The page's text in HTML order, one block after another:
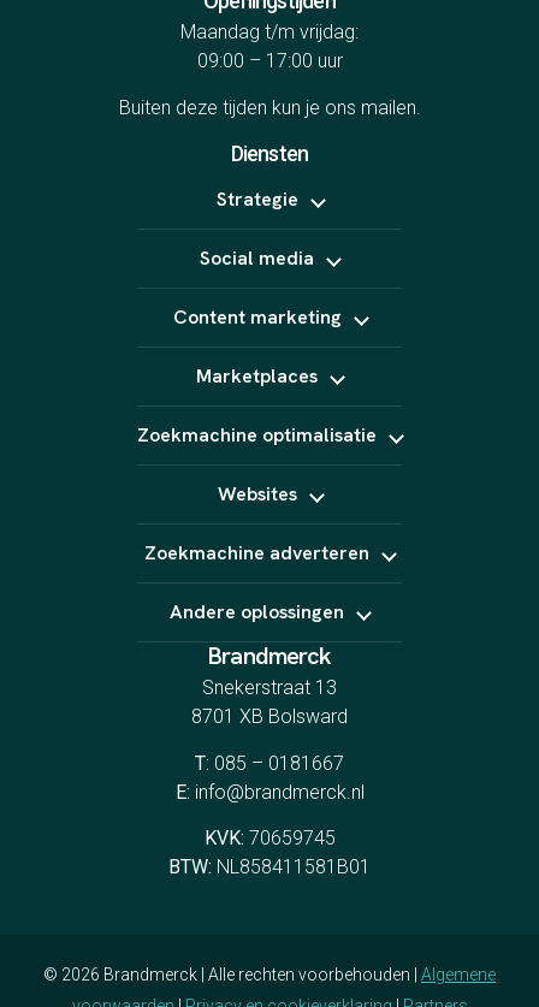
Maandag t/m vrijdag:
09:00 – 17:00 uur
Buiten deze tijden kun je ons mailen.
Diensten
Strategie
Online marketing uitbesteden
B2B marketing
Content strategie
Social media
LinkedIn Ads
TikTok Ads
Snapchat Ads
Content marketing
Video (short form)
Fotografie
Animatie
E-Mail marketing
Marketplaces
Kaufland
Amazon
Marktplaats
Zoekmachine optimalisatie
GEO
Linkbuilding
Websites
Webshop laten maken
Landingspagina's
CRO
Zoekmachine adverteren
Bing Ads
YouTube Ads
Andere oplossingen
Indeed
Spotify
Brandmerck
Snekerstraat 13
8701 XB Bolsward
T: 085 – 0181667
E: info@brandmerck.nl
KVK: 70659745
BTW: NL858411581B01
© 2026 Brandmerck | Alle rechten voorbehouden | Algemene